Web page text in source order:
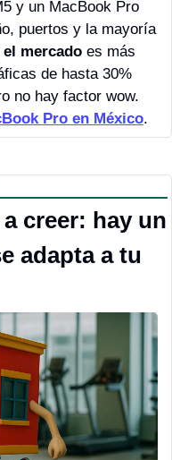
y un MacBook Pro
puertos y la mayoría
el mercado es más
de hasta 30%
Pro en México.
creer: hay un
adapta a tu